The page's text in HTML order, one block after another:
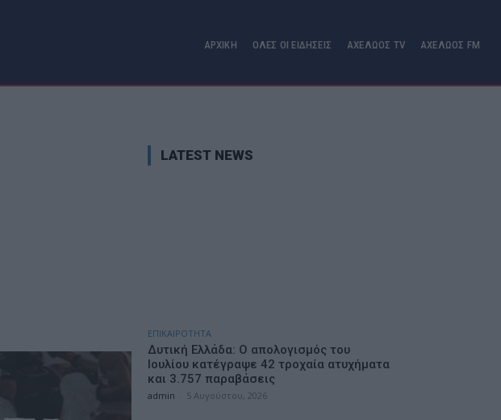
ΑΡΧΙΚΗ ΟΛΕΣ ΟΙ ΕΙΔΗΣΕΙΣ ΑΧΕΛΩΟΣ TV ΑΧΕΛΩΟΣ FM
LATEST NEWS
ΕΠΙΚΑΙΡΟΤΗΤΑ
Δυτική Ελλάδα: Ο απολογισμός του
Ιουλίου κατέγραψε 42 τροχαία ατυχήματα
και 3.757 παραβάσεις
admin 5 Αυγούστου, 2026